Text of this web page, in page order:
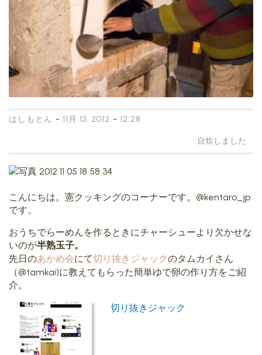
はしもとん - 11月 13, 2012 - 12:28
自炊しました
こんにちは。憲クッキングのコーナーです。@kentaro_jp
です。
おうちでらーめんを作るときにチャーシューより欠かせな
いのが半熟玉子。
先日のあかめ会にて切り抜きジャックのタムカイさん
（@tamkai)に教えてもらった簡単ゆで卵の作り方をご紹
介。
切り抜きジャック